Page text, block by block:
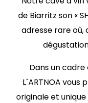
de Biarritz son «
adresse rare où,
Dans un
L`ARTNOA vous
originale et